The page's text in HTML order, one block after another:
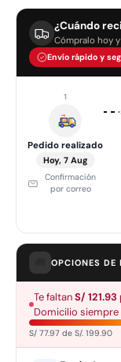
¿Cuándo
Cómpralo hoy
Envío rápido y
1
Pedido realizado
Hoy, 7 Aug
Confirmación
por correo
OPCIONES DE
Te faltanS/ 121.93
Domicilio
S/ 77.97 de S/. 199.90